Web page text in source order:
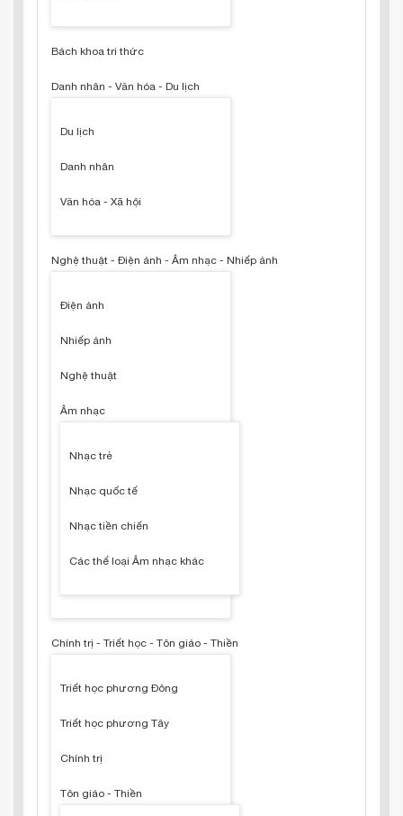
Bách khoa tri thức
Danh nhân - Văn hóa - Du lịch
Du lịch
Danh nhân
Văn hóa - Xã hội
Nghệ thuật - Điện ảnh - Âm nhạc - Nhiếp ảnh
Điện ảnh
Nhiếp ảnh
Nghệ thuật
Âm nhạc
Nhạc trẻ
Nhạc quốc tế
Nhạc tiền chiến
Các thể loại Âm nhạc khác
Chính trị - Triết học - Tôn giáo - Thiền
Triết học phương Đông
Triết học phương Tây
Chính trị
Tôn giáo - Thiền